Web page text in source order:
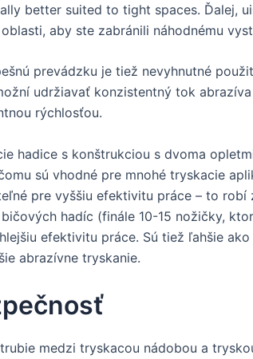
better suited to tight spaces. Ďalej,
aby ste zabránili náhodnému
prevádzku je tiež nevyhnutné
udržiavať konzistentný tok
rýchlosťou.
hadice s konštrukciou s dvoma
sú vhodné pre mnohé tryskacie
pre vyššiu efektivitu práce – to
hadíc (finále 10-15 nožičky,
efektivitu práce. Sú tiež ľahšie
abrazívne tryskanie.
medzi tryskacou nádobou a